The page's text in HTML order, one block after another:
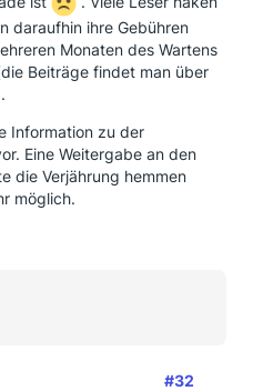
daraufhin ihre Gebühren
Monaten des Wartens
Beiträge findet man über
Information zu der
Eine Weitergabe an den
die Verjährung hemmen
möglich.
#32